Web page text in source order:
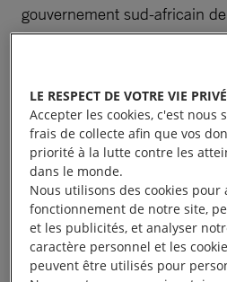
gouvernement sud-africain
de contrecarrer la poursuite
la communauté
aux atrocités de masse
à travers le monde, il est
que l’ Afrique du Sud
défenseure des victimes
relevant du droit international.
Reste à savoir si cette
gouvernement n’a plus
LE RESPECT DE VOTRE VIE
Accepter les cookies, c'est
frais de collecte afin que vos
priorité à la lutte contre les
dans le monde.
Nous utilisons des cookies pour
fonctionnement de notre site,
et les publicités, et analyser
caractère personnel et les
peuvent être utilisés pour